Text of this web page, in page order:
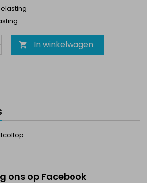
 In winkelwagen
ons op Facebook